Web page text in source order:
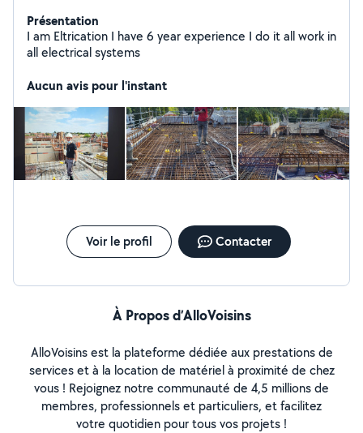
Présentation
I am Eltrication I have 6 year experience I do it all work in
all electrical systems
Aucun avis pour l'instant
Voir le profil Contacter
À Propos d’AlloVoisins
AlloVoisins est la plateforme dédiée aux prestations de
services et à la location de matériel à proximité de chez
vous ! Rejoignez notre communauté de 4,5 millions de
membres, professionnels et particuliers, et facilitez
votre quotidien pour tous vos projets !